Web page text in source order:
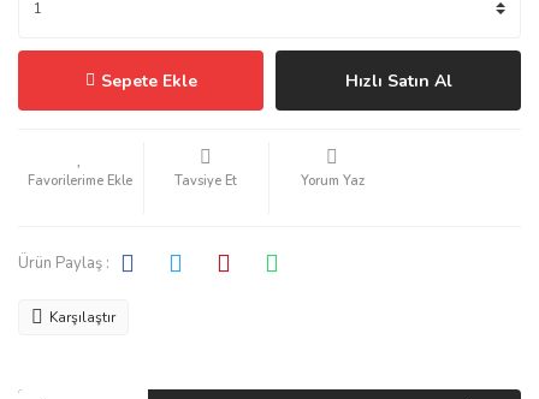
Sepete Ekle Hızlı Satın Al
Tavsiye Et Yorum Yaz
Ürün Paylaş :
Karşılaştır